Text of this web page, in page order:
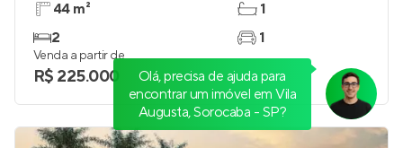
44 m²
2
1
1
Venda a partir de
R$ 225.000
Olá, precisa de ajuda para
encontrar um imóvel em Vila
Augusta, Sorocaba - SP?